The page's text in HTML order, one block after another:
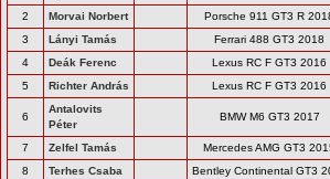
2
Morvai Norbert Porsche 911 GT3 R
3
Lányi Tamás Ferrari 488 GT3 2018
4
Deák Ferenc Lexus RC F GT3 2016
5
Richter András Lexus RC F GT3 2016
6
Antalovits
Péter
BMW M6 GT3 2017
7 Zelfel Tamás Mercedes AMG GT3
8
Terhes Csaba Bentley Continental GT3